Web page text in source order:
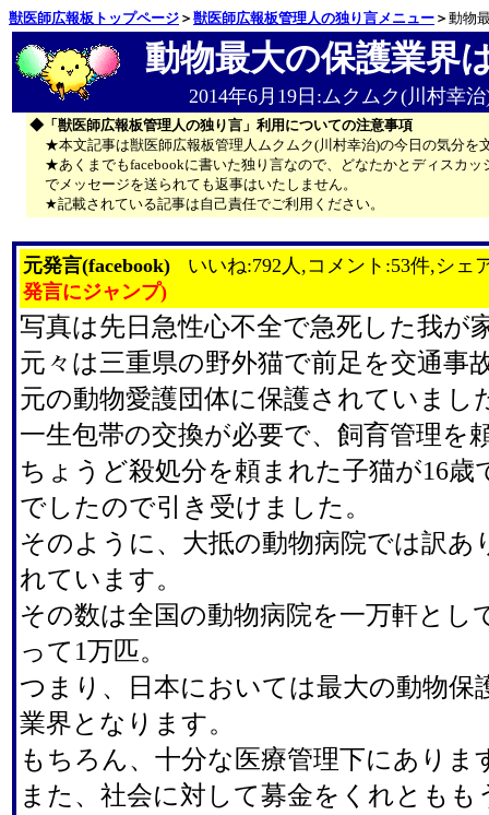
獣医師広報板トップページ ＞ 獣医師広報板管理人の独り言メニュー ＞ 動物
動物最大の保護業界
2014年6月19日:ムクムク(川村幸
◆「獣医師広報板管理人の独り言」利用についての注意事項
★本文記事は獣医師広報板管理人ムクムク(川村幸治)の今日の気分を
★あくまでもfacebookに書いた独り言なので、どなたかとディスカ
でメッセージを送られても返事はいたしません。
★記載されている記事は自己責任でご利用ください。
元発言(facebook)
いいね:792人,コメント:53件,シェ
発言にジャンプ)
写真は先日急性心不全で急死した我が
元々は三重県の野外猫で前足を交通事
元の動物愛護団体に保護されていまし
一生包帯の交換が必要で、飼育管理を
ちょうど殺処分を頼まれた子猫が16歳
でしたので引き受けました。
そのように、大抵の動物病院では訳あ
れています。
その数は全国の動物病院を一万軒とし
って1万匹。
つまり、日本においては最大の動物保
業界となります。
もちろん、十分な医療管理下にありま
また、社会に対して募金をくれともも